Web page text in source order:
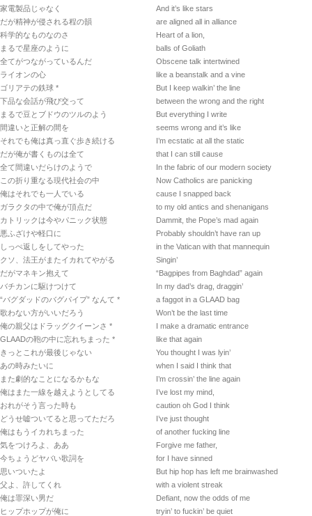
家電製品じゃなく
だが精神が侵される程の韻
科学的なものなのさ
まるで星座のように
全てがつながっているんだ
ライオンの心
ゴリアテの鉄球 *
下品な会話が飛び交って
まるで豆とブドウのツルのよう
間違いと正解の間を
それでも俺は真っ直ぐ歩き続ける
だが俺が書くものは全て
全て間違いだらけのようで
この折り重なる現代社会の中
俺はそれでも一人でいる
ガラクタの中で俺が頂点だ
カトリックは今やパニック状態
悪ふざけや軽口に
しっぺ返しをしてやった
クソ、法王がまたイカれてやがる
だがマネキン抱えて
バチカンに駆けつけて
“バグダッドのバグパイプ” なんて *
歌わない方がいいだろう
俺の親父はドラッグクイーンさ *
GLAADの鞄の中に忘れちまった *
きっとこれが最後じゃない
あの時みたいに
また劇的なことになるかもな
俺はまた一線を越えようとしてる
おれがそう言った時も
どうせ嘘ついてると思ってただろ
俺はもうイカれちまった
気をつけろよ、ああ
今ちょうどヤバい歌詞を
思いついたよ
父よ、許してくれ
俺は罪深い男だ
ヒップホップが俺に
And it’s like stars
are aligned all in alliance
Heart of a lion,
balls of Goliath
Obscene talk intertwined
like a beanstalk and a vine
But I keep walkin’ the line
between the wrong and the right
But everything I write
seems wrong and it’s like
I’m ecstatic at all the static
that I can still cause
In the fabric of our modern society
Now Catholics are panicking
cause I snapped back
to my old antics and shenanigans
Dammit, the Pope’s mad again
Probably shouldn’t have ran up
in the Vatican with that mannequin
Singin’
“Bagpipes from Baghdad” again
In my dad’s drag, draggin’
a faggot in a GLAAD bag
Won’t be the last time
I make a dramatic entrance
like that again
You thought I was lyin’
when I said I think that
I’m crossin’ the line again
I’ve lost my mind,
caution oh God I think
I’ve just thought
of another fucking line
Forgive me father,
for I have sinned
But hip hop has left me brainwashed
with a violent streak
Defiant, now the odds of me
tryin’ to fuckin’ be quiet